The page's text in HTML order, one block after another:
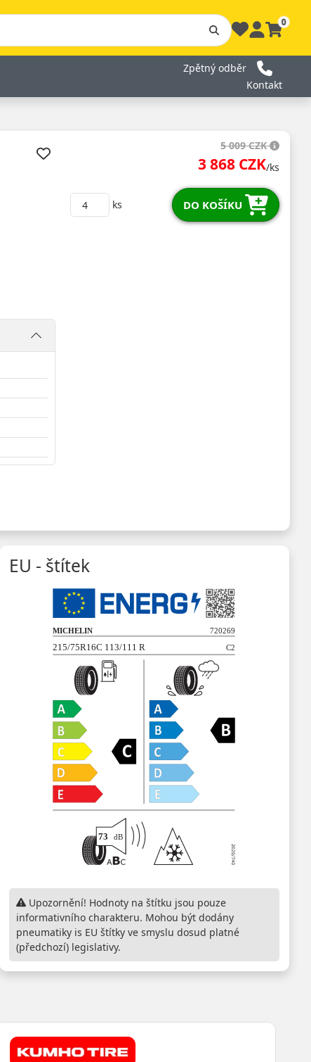
0
Zpětný odběr
Kontakt
5 009 CZK
3 868 CZK/ks
ks DO KOŠÍKU
EU - štítek
Upozornění! Hodnoty na štítku jsou pouze
informativního charakteru. Mohou být dodány
pneumatiky is EU štítky ve smyslu dosud platné
(předchozí) legislativy.